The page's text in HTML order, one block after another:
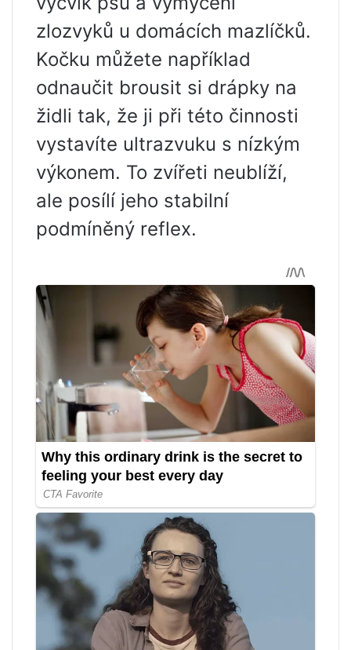
zlozvyků u domácích mazlíčků.
Kočku můžete například
odnaučit brousit si drápky na
židli tak, že ji při této činnosti
vystavíte ultrazvuku s nízkým
výkonem. To zvířeti neublíží,
ale posílí jeho stabilní
podmíněný reflex.